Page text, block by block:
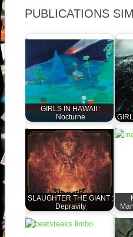
PUBLICATIONS
GIRLS IN HAWAII :
Nocturne
SLAUGHTER THE GIANT :
Depravity